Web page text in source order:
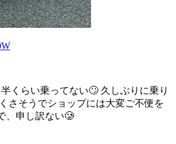
くらい乗ってない🙄 久しぶりに乗り
さそうでショップには大変ご不便を
、申し訳ない🥲